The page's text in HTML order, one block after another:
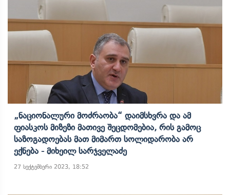
„ნაციონალური Მოძრაობა“ Დაიმსხვრა Და Ამ
Ფიასკოს Მიზეზი Მათივე Შეცდომებია, Რის Გამოც
Საზოგადოებას Მათ Მიმართ Სოლიდარობა Არ
Ექნება - Მიხეილ Სარჯველაძე
27 სექტემბერი 2023, 18:52